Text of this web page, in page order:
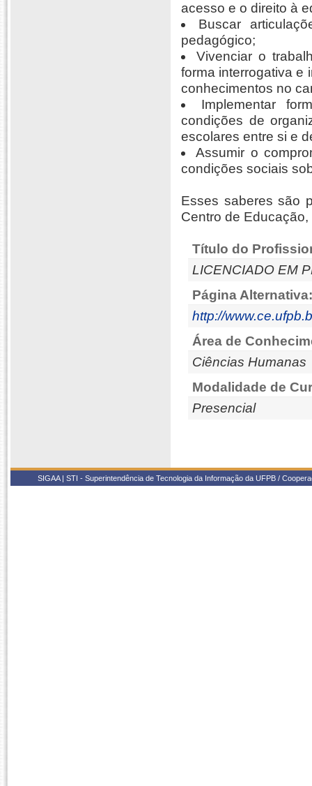
acesso e o direito à
Buscar
pedagógico;
Vivenciar o
forma interrogativa e
conhecimentos no
Implementar
condições de
escolares entre si e
Assumir o
condições sociais
Esses saberes são
Centro de
Título do
LICENCIADO EM
Página Alternativa:
http://
Área de
Ciências Humanas
Modalidade de
Presencial
SIGAA | STI - Superintendência de Tecnologia da Informação da UFPB /